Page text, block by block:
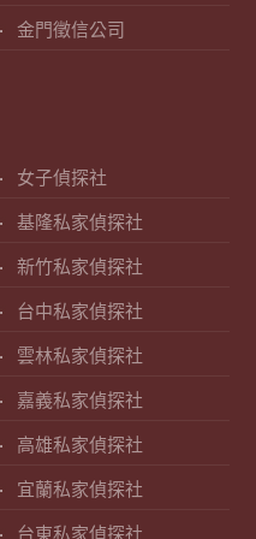
金門徵信公司
女子偵探社
基隆私家偵探社
新竹私家偵探社
台中私家偵探社
雲林私家偵探社
嘉義私家偵探社
高雄私家偵探社
宜蘭私家偵探社
台東私家偵探社